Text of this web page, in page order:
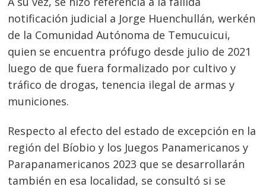
notificación judicial a Jorge Huenchullán, werkén
de la Comunidad Autónoma de Temucuicui,
quien se encuentra prófugo desde julio de 2021
luego de que fuera formalizado por cultivo y
tráfico de drogas, tenencia ilegal de armas y
municiones.
Respecto al efecto del estado de excepción en la
región del Bíobio y los Juegos Panamericanos y
Parapanamericanos 2023 que se desarrollarán
también en esa localidad, se consultó si se
Navegación
de